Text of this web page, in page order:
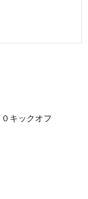
キックオフ